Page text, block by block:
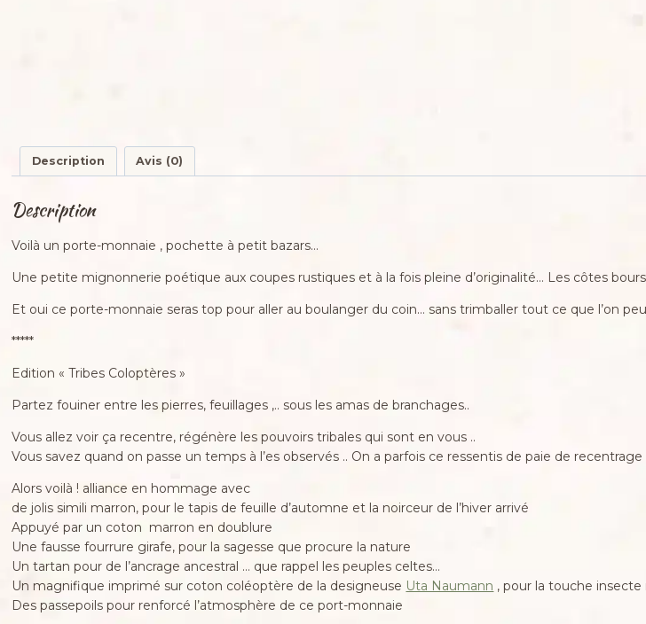
Description Avis (0)
Description
Voilà un porte-monnaie , pochette à petit bazars…
Une petite mignonnerie poétique aux coupes rustiques et à la fois pleine d’originalité… Les côtes
Et oui ce porte-monnaie seras top pour aller au boulanger du coin… sans trimballer tout ce que l’on
*****
Edition « Tribes Coloptères »
Partez fouiner entre les pierres, feuillages ,.. sous les amas de branchages..
Vous allez voir ça recentre, régénère les pouvoirs tribales qui sont en vous ..
Vous savez quand on passe un temps à l’es observés .. On a parfois ce ressentis de paie de recentrage
Alors voilà ! alliance en hommage avec
de jolis simili marron, pour le tapis de feuille d’automne et la noirceur de l’hiver arrivé
Appuyé par un coton marron en doublure
Une fausse fourrure girafe, pour la sagesse que procure la nature
Un tartan pour de l’ancrage ancestral … que rappel les peuples celtes…
Un magnifique imprimé sur coton coléoptère de la designeuse Uta Naumann , pour la touche
Des passepoils pour renforcé l’atmosphère de ce port-monnaie